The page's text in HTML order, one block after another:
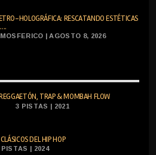
HOLOGRÁFICA: RESCATANDO ESTÉTICAS
| AGOSTO 8, 2026
TRAP & MOMBAH FLOW
3 PISTAS | 2021
DEL HIP HOP
| 2024